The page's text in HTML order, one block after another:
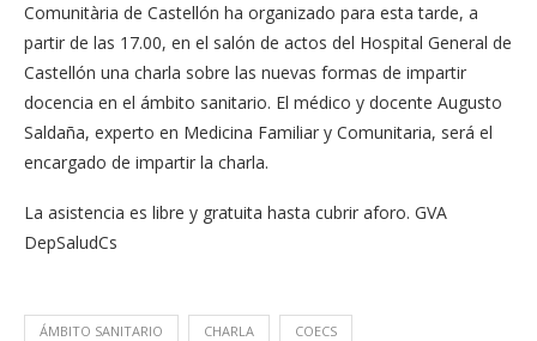
Comunitària de Castellón ha organizado para esta tarde, a
partir de las 17.00, en el salón de actos del Hospital General de
Castellón una charla sobre las nuevas formas de impartir
docencia en el ámbito sanitario. El médico y docente Augusto
Saldaña, experto en Medicina Familiar y Comunitaria, será el
encargado de impartir la charla.
La asistencia es libre y gratuita hasta cubrir aforo. GVA
DepSaludCs
ÁMBITO SANITARIO CHARLA COECS